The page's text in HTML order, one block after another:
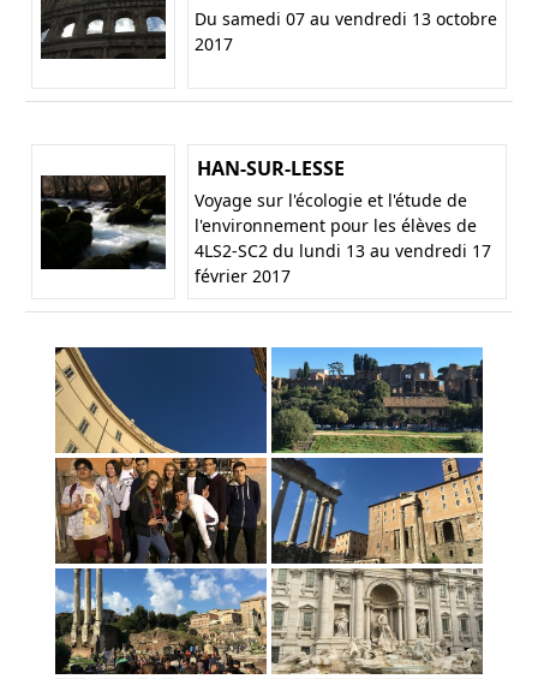
Du samedi 07 au vendredi 13 octobre
2017
HAN-SUR-LESSE
Voyage sur l'écologie et l'étude de
l'environnement pour les élèves de
4LS2-SC2 du lundi 13 au vendredi 17
février 2017